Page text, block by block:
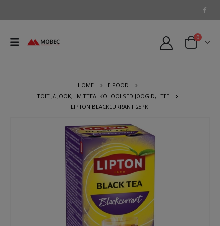
0
HOME
E-POOD
TOIT JA JOOK, MITTEALKOHOOLSED JOOGID, TEE
LIPTON BLACKCURRANT 25PK.